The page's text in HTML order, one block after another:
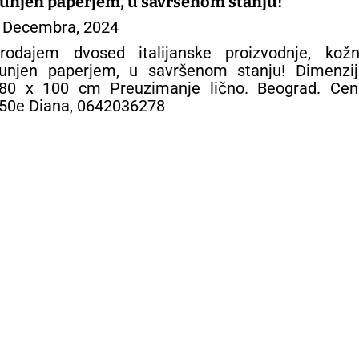
Decembra, 2024
dvosed italijanske proizvodnje,
paperjem, u savršenom stanju!
x 100 cm Preuzimanje lično. Beograd.
Diana, 0642036278